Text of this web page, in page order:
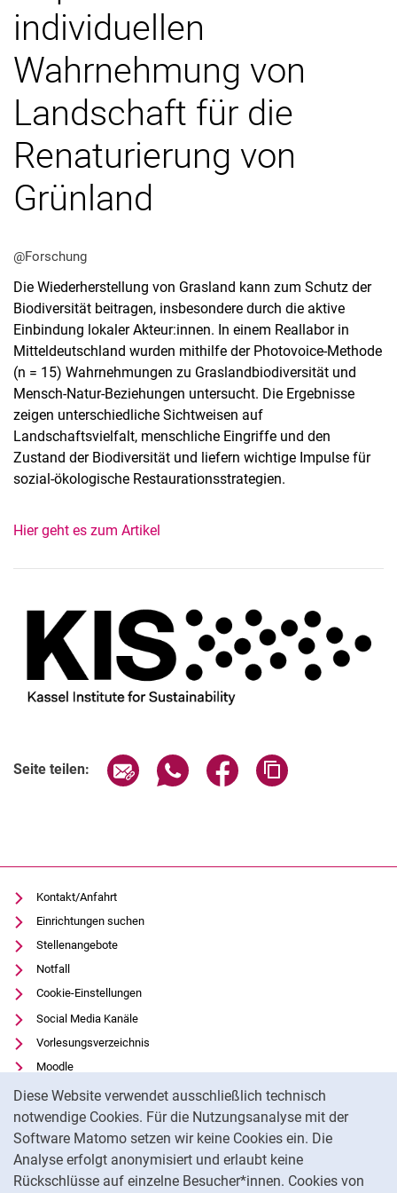
Diese Website verwendet ausschließlich technisch
notwendige Cookies. Für die Nutzungsanalyse mit der
Software Matomo setzen wir keine Cookies ein. Die
Analyse erfolgt anonymisiert und erlaubt keine
Rückschlüsse auf einzelne Besucher*innen. Cookies von
Alle Meldungen
Veranstaltungsarchiv
individuellen
Wahrnehmung von
Landschaft für die
Renaturierung von
Grünland
@Forschung
Die Wiederherstellung von Grasland kann zum Schutz der
Biodiversität beitragen, insbesondere durch die aktive
Einbindung lokaler Akteur:innen. In einem Reallabor in
Mitteldeutschland wurden mithilfe der Photovoice-Methode
(n = 15) Wahrnehmungen zu Graslandbiodiversität und
Mensch-Natur-Beziehungen untersucht. Die Ergebnisse
zeigen unterschiedliche Sichtweisen auf
Landschaftsvielfalt, menschliche Eingriffe und den
Zustand der Biodiversität und liefern wichtige Impulse für
sozial-ökologische Restaurationsstrategien.
Hier geht es zum Artikel
Seite teilen: Seite über E-Mail teilen
Seite über WhatsApp teilen
Seite über Facebook
Kontakt/Anfahrt
Einrichtungen suchen
Stellenangebote
Notfall
Cookie-Einstellungen
Social Media Kanäle
Vorlesungsverzeichnis
Moodle
Panopto
Universitätsbibliothek
Datenschutz
Barrierefreiheit
Transparenter KI-Einsatz